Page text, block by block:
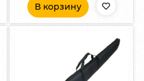
В корзину